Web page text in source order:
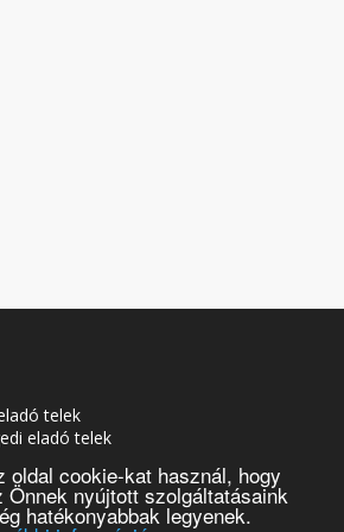
oldal cookie-kat használ, hogy
Önnek nyújtott szolgáltatásaink
hatékonyabbak legyenek.
telek
eladó telek
eladó telek
eladó telek
eladó telek